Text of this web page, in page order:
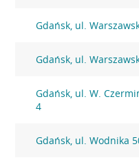
Gdańsk, ul.
Gdańsk, ul.
Gdańsk, ul. W.
4
Gdańsk, ul. Wodnika